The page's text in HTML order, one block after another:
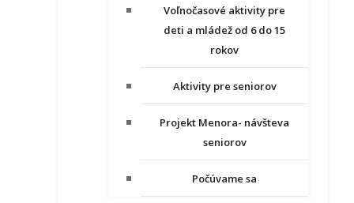
Voľnočasové aktivity pre
deti a mládež od 6 do 15
rokov
Aktivity pre seniorov
Projekt Menora- návšteva
seniorov
Počúvame sa